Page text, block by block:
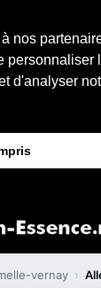
nos
personnaliser
d'analyser
vernay ›